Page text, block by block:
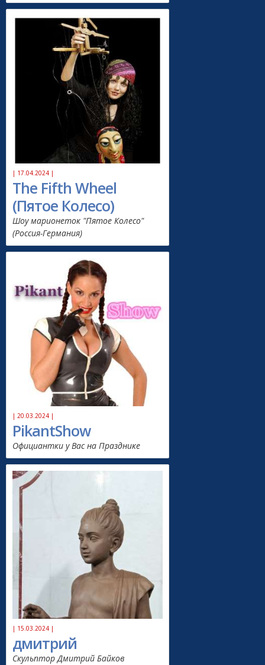
| 17.04.2024 |
The Fifth Wheel
(Пятое Колесо)
Шоу марионеток "Пятое Колесо"
(Россия-Германия)
| 20.03.2024 |
PikantShow
Официантки у Вас на Празднике
| 15.03.2024 |
дмитрий
Скульптор Дмитрий Байков